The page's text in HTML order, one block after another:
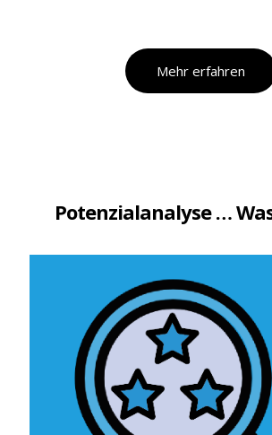
Mehr erfahren
Potenzialanalyse …